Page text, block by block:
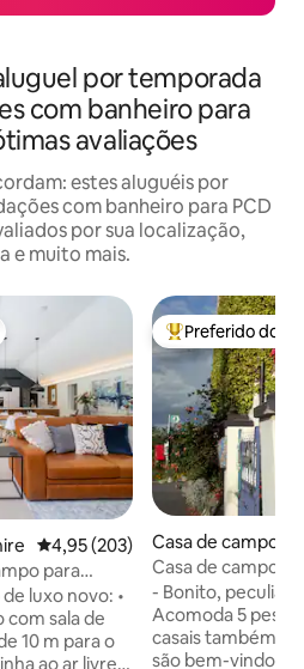
por temporada
com banheiro para
avaliações
estes aluguéis por
com banheiro para PCD
por sua localização,
e muito mais.
4,95 de uma avaliação média de
4,95 (203)
para
luxo novo: •
sala de
10 m para o
Entre os
Preferido dos
Casa de campo ⋅
Casa de campo
15 minutos a pé
- Bonito, peculiar E
Acomoda 5
casais também -
são bem-vindos